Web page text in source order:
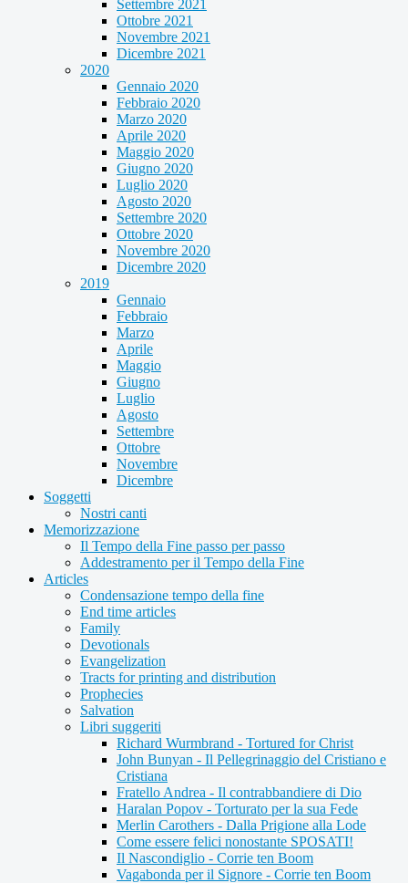
Settembre 2021
Ottobre 2021
Novembre 2021
Dicembre 2021
2020
Gennaio 2020
Febbraio 2020
Marzo 2020
Aprile 2020
Maggio 2020
Giugno 2020
Luglio 2020
Agosto 2020
Settembre 2020
Ottobre 2020
Novembre 2020
Dicembre 2020
2019
Gennaio
Febbraio
Marzo
Aprile
Maggio
Giugno
Luglio
Agosto
Settembre
Ottobre
Novembre
Dicembre
Soggetti
Nostri canti
Memorizzazione
Il Tempo della Fine passo per passo
Addestramento per il Tempo della Fine
Articles
Condensazione tempo della fine
End time articles
Family
Devotionals
Evangelization
Tracts for printing and distribution
Prophecies
Salvation
Libri suggeriti
Richard Wurmbrand - Tortured for Christ
John Bunyan - Il Pellegrinaggio del Cristiano e
Cristiana
Fratello Andrea - Il contrabbandiere di Dio
Haralan Popov - Torturato per la sua Fede
Merlin Carothers - Dalla Prigione alla Lode
Come essere felici nonostante SPOSATI!
Il Nascondiglio - Corrie ten Boom
Vagabonda per il Signore - Corrie ten Boom